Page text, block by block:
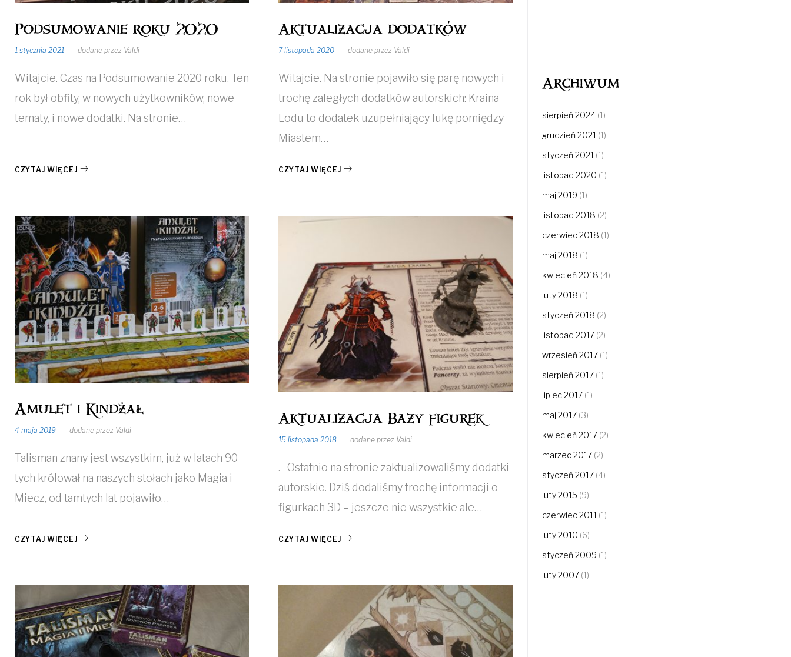
Podsumowanie roku 2020
1 stycznia 2021 dodane przez Valdi
Witajcie. Czas na Podsumowanie 2020 roku. Ten
rok był obfity, w nowych użytkowników, nowe
tematy, i nowe dodatki. Na stronie…
CZYTAJ WIĘCEJ
Aktualizacja dodatków
7 listopada 2020 dodane przez Valdi
Witajcie. Na stronie pojawiło się parę nowych i
trochę zaległych dodatków autorskich: Kraina
Lodu to dodatek uzupełniający lukę pomiędzy
Miastem…
CZYTAJ WIĘCEJ
Amulet i Kindżał
4 maja 2019 dodane przez Valdi
Talisman znany jest wszystkim, już w latach 90-
tych królował na naszych stołach jako Magia i
Miecz, od tamtych lat pojawiło…
CZYTAJ WIĘCEJ
Aktualizacja Bazy figurek
15 listopada 2018 dodane przez Valdi
. Ostatnio na stronie zaktualizowaliśmy dodatki
autorskie. Dziś dodaliśmy trochę informacji o
figurkach 3D – jeszcze nie wszystkie ale…
CZYTAJ WIĘCEJ
Archiwum
sierpień 2024 (1)
grudzień 2021 (1)
styczeń 2021 (1)
listopad 2020 (1)
maj 2019 (1)
listopad 2018 (2)
czerwiec 2018 (1)
maj 2018 (1)
kwiecień 2018 (4)
luty 2018 (1)
styczeń 2018 (2)
listopad 2017 (2)
wrzesień 2017 (1)
sierpień 2017 (1)
lipiec 2017 (1)
maj 2017 (3)
kwiecień 2017 (2)
marzec 2017 (2)
styczeń 2017 (4)
luty 2015 (9)
czerwiec 2011 (1)
luty 2010 (6)
styczeń 2009 (1)
luty 2007 (1)